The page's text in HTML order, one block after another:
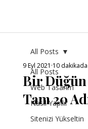
All Posts
Web Tasarım
Nasıl Yapılır
Sitenizi Yükseltin
All Posts
Bir Düğün
Tam 20
9 Eyl 2021 10